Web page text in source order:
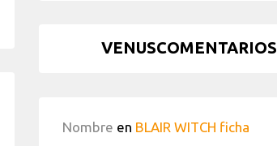
VENUSCOMENTARIOS
Nombre en BLAIR WITCH ficha